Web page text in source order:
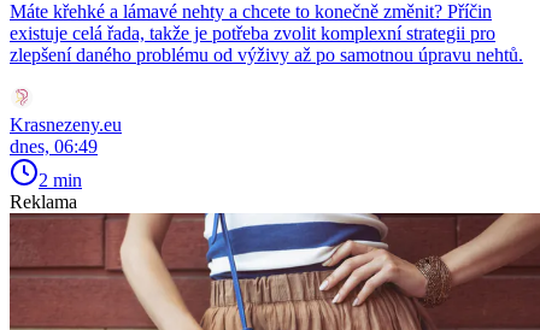
Máte křehké a lámavé nehty a chcete to konečně změnit? Příčin
existuje celá řada, takže je potřeba zvolit komplexní strategii pro
zlepšení daného problému od výživy až po samotnou úpravu nehtů.
Krasnezeny.eu
dnes, 06:49
2 min
Reklama